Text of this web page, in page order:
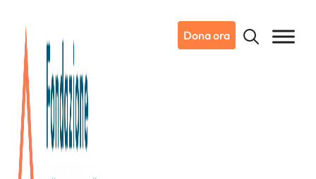
Dona ora
20/11/2024
Dicono di noi